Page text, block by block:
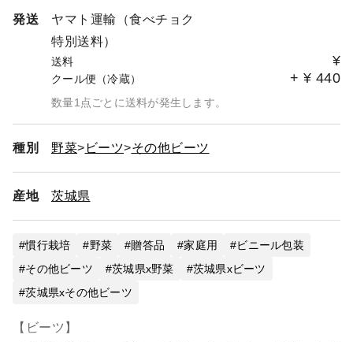
発送
ヤマト運輸（食べチョク
特別送料）
送料 ¥
クール便（冷蔵） + ¥ 440
数量1点ごとに送料が発生します。
種別 野菜 ビーツ その他ビーツ
産地 茨城県
慣行栽培 野菜 贈答品 家庭用
ビニール包装
その他ビーツ
茨城県x野菜
茨城県xビーツ
茨城県xその他ビーツ
【ビーツ】